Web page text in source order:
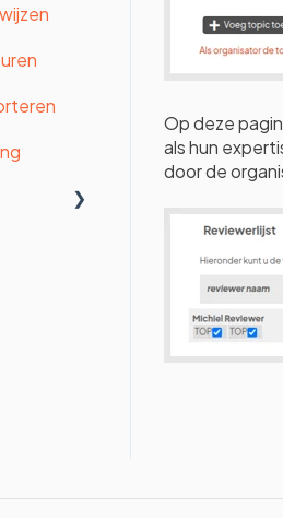
Op deze
als hun
door de